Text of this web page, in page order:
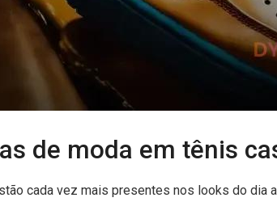
de moda em tênis
cada vez mais presentes nos looks do dia